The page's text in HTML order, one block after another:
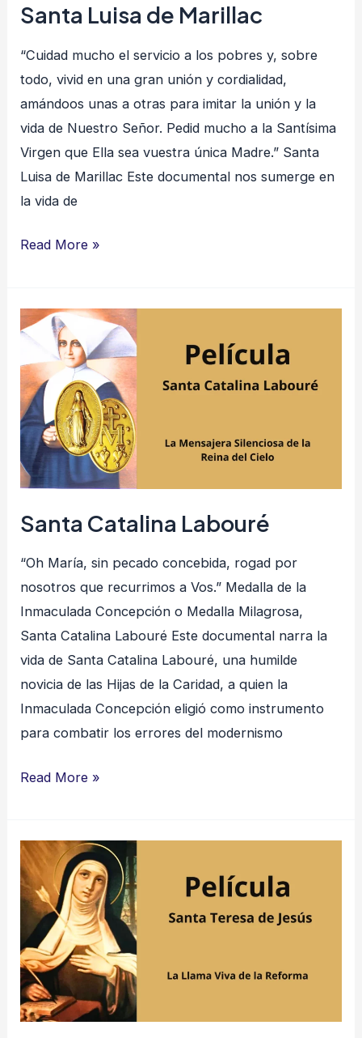
Santa Luisa de Marillac
“Cuidad mucho el servicio a los pobres y, sobre
todo, vivid en una gran unión y cordialidad,
amándoos unas a otras para imitar la unión y la
vida de Nuestro Señor. Pedid mucho a la Santísima
Virgen que Ella sea vuestra única Madre.” Santa
Luisa de Marillac Este documental nos sumerge en
la vida de
Read More »
Santa Catalina Labouré
“Oh María, sin pecado concebida, rogad por
nosotros que recurrimos a Vos.” Medalla de la
Inmaculada Concepción o Medalla Milagrosa,
Santa Catalina Labouré Este documental narra la
vida de Santa Catalina Labouré, una humilde
novicia de las Hijas de la Caridad, a quien la
Inmaculada Concepción eligió como instrumento
para combatir los errores del modernismo
Santa
Catalina
Labouré
Read More »
Santa
Teresa
de
Jesús